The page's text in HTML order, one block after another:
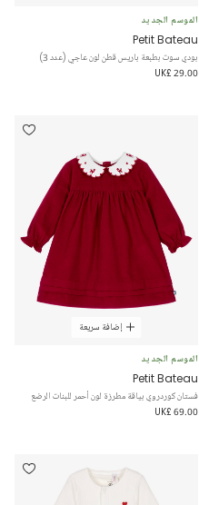
الموسم الجديد
Petit Bateau
بودي سوت بطبعة باريس قطن لون عاجي (عدد 3)
UK£ 29.00
إضافة سريعة
الموسم الجديد
Petit Bateau
فستان كوردروي بياقة مطرزة لون أحمر للبنات الرضع
UK£ 69.00